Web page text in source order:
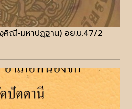
ณี-มหาปฏฺฐาน) อย.บ.47/2